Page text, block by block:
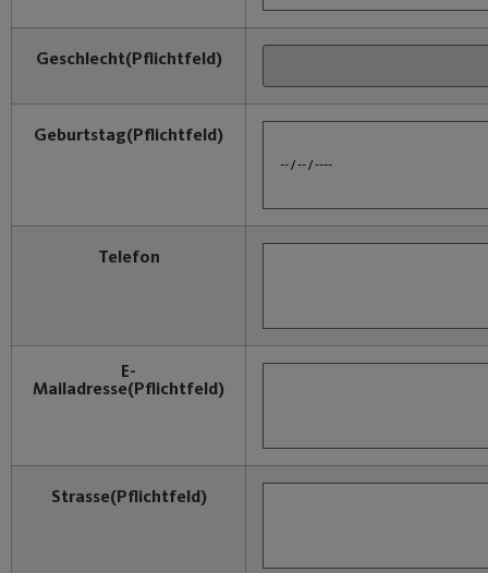
Geschlecht(Pflichtfeld)
Geburtstag(Pflichtfeld)
Telefon
E-
Mailadresse(Pflichtfeld)
Strasse(Pflichtfeld)